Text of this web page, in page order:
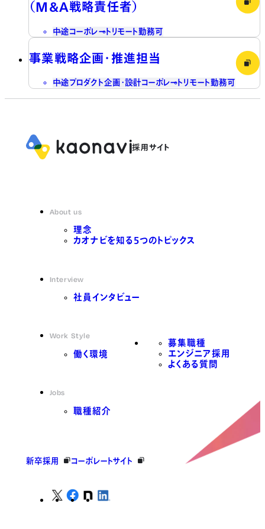
（M&A戦略責任者）
中途コーポレート リモート勤務可
事業戦略企画・推進担当
中途プロダクト企画・設計コーポレート リモート勤務可
About us
理念
カオナビを知る5つのトピックス
Interview
社員インタビュー
Work Style
働く環境
Jobs
職種紹介
募集職種
エンジニア採用
よくある質問
新卒採用 コーポレートサイト